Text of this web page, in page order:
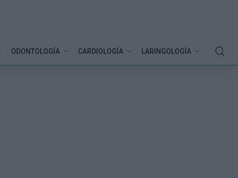
ODONTOLOGÍA CARDIOLOGÍA LARINGOLOGÍA